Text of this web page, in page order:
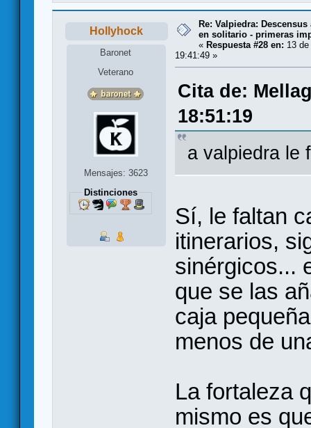
Hollyhock
Baronet
Veterano
Mensajes: 3623
Distinciones
Re: Valpiedra: Descensus
en solitario - primeras
« Respuesta #28 en: 13
19:41:49 »
Cita de:
18:51:19
a valpiedra le
Sí, le faltan
itinerarios,
sinérgicos...
que se las
caja
menos de
La fortaleza
mismo es